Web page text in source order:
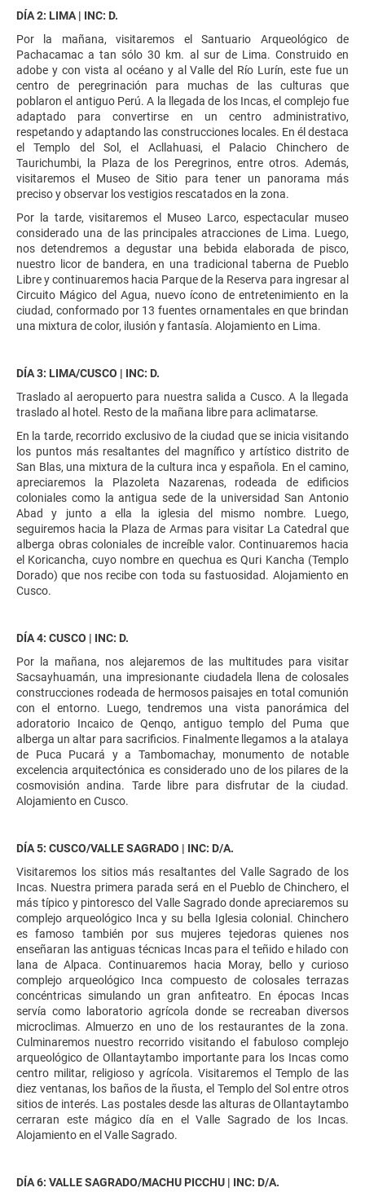
DÍA 2: LIMA | INC: D.
Por la mañana, visitaremos el Santuario Arqueológico de
Pachacamac a tan sólo 30 km. al sur de Lima. Construido en
adobe y con vista al océano y al Valle del Río Lurín, este fue un
centro de peregrinación para muchas de las culturas que
poblaron el antiguo Perú. A la llegada de los Incas, el complejo fue
adaptado para convertirse en un centro administrativo,
respetando y adaptando las construcciones locales. En él destaca
el Templo del Sol, el Acllahuasi, el Palacio Chinchero de
Taurichumbi, la Plaza de los Peregrinos, entre otros. Además,
visitaremos el Museo de Sitio para tener un panorama más
preciso y observar los vestigios rescatados en la zona.
Por la tarde, visitaremos el Museo Larco, espectacular museo
considerado una de las principales atracciones de Lima. Luego,
nos detendremos a degustar una bebida elaborada de pisco,
nuestro licor de bandera, en una tradicional taberna de Pueblo
Libre y continuaremos hacia Parque de la Reserva para ingresar al
Circuito Mágico del Agua, nuevo ícono de entretenimiento en la
ciudad, conformado por 13 fuentes ornamentales en que brindan
una mixtura de color, ilusión y fantasía. Alojamiento en Lima.
DÍA 3: LIMA/CUSCO | INC: D.
Traslado al aeropuerto para nuestra salida a Cusco. A la llegada
traslado al hotel. Resto de la mañana libre para aclimatarse.
En la tarde, recorrido exclusivo de la ciudad que se inicia visitando
los puntos más resaltantes del magnífico y artístico distrito de
San Blas, una mixtura de la cultura inca y española. En el camino,
apreciaremos la Plazoleta Nazarenas, rodeada de edificios
coloniales como la antigua sede de la universidad San Antonio
Abad y junto a ella la iglesia del mismo nombre. Luego,
seguiremos hacia la Plaza de Armas para visitar La Catedral que
alberga obras coloniales de increíble valor. Continuaremos hacia
el Koricancha, cuyo nombre en quechua es Quri Kancha (Templo
Dorado) que nos recibe con toda su fastuosidad. Alojamiento en
Cusco.
DÍA 4: CUSCO | INC: D.
Por la mañana, nos alejaremos de las multitudes para visitar
Sacsayhuamán, una impresionante ciudadela llena de colosales
construcciones rodeada de hermosos paisajes en total comunión
con el entorno. Luego, tendremos una vista panorámica del
adoratorio Incaico de Qenqo, antiguo templo del Puma que
alberga un altar para sacrificios. Finalmente llegamos a la atalaya
de Puca Pucará y a Tambomachay, monumento de notable
excelencia arquitectónica es considerado uno de los pilares de la
cosmovisión andina. Tarde libre para disfrutar de la ciudad.
Alojamiento en Cusco.
DÍA 5: CUSCO/VALLE SAGRADO | INC: D/A.
Visitaremos los sitios más resaltantes del Valle Sagrado de los
Incas. Nuestra primera parada será en el Pueblo de Chinchero, el
más típico y pintoresco del Valle Sagrado donde apreciaremos su
complejo arqueológico Inca y su bella Iglesia colonial. Chinchero
es famoso también por sus mujeres tejedoras quienes nos
enseñaran las antiguas técnicas Incas para el teñido e hilado con
lana de Alpaca. Continuaremos hacia Moray, bello y curioso
complejo arqueológico Inca compuesto de colosales terrazas
concéntricas simulando un gran anfiteatro. En épocas Incas
servía como laboratorio agrícola donde se recreaban diversos
microclimas. Almuerzo en uno de los restaurantes de la zona.
Culminaremos nuestro recorrido visitando el fabuloso complejo
arqueológico de Ollantaytambo importante para los Incas como
centro militar, religioso y agrícola. Visitaremos el Templo de las
diez ventanas, los baños de la ñusta, el Templo del Sol entre otros
sitios de interés. Las postales desde las alturas de Ollantaytambo
cerraran este mágico día en el Valle Sagrado de los Incas.
Alojamiento en el Valle Sagrado.
DÍA 6: VALLE SAGRADO/MACHU PICCHU | INC: D/A.